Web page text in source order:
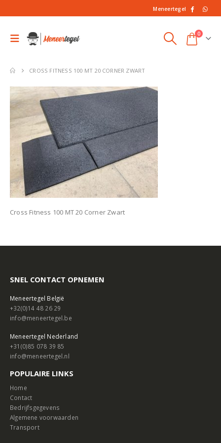
Meneertegel
0
CROSS FITNESS 100 MT 20 CORNER ZWART
Cross Fitness 100 MT 20 Corner Zwart
SNEL CONTACT OPNEMEN
Meneertegel België
+32(0)14 48 26 29
info@meneertegel.be
Meneertegel Nederland
+31(0)85 078 39 85
info@meneertegel.nl
POPULAIRE LINKS
Home
Contact
Bedrijfsgegevens
Algemene voorwaarden
Transport